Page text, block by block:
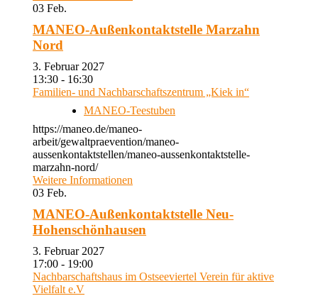
03 Feb.
MANEO-Außenkontaktstelle Marzahn
Nord
3. Februar 2027
13:30 - 16:30
Familien- und Nachbarschaftszentrum „Kiek in“
MANEO-Teestuben
https://maneo.de/maneo-
arbeit/gewaltpraevention/maneo-
aussenkontaktstellen/maneo-aussenkontaktstelle-
marzahn-nord/
Weitere Informationen
03 Feb.
MANEO-Außenkontaktstelle Neu-
Hohenschönhausen
3. Februar 2027
17:00 - 19:00
Nachbarschaftshaus im Ostseeviertel Verein für aktive
Vielfalt e.V